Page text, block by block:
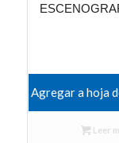
Agregar a hoja
Leer